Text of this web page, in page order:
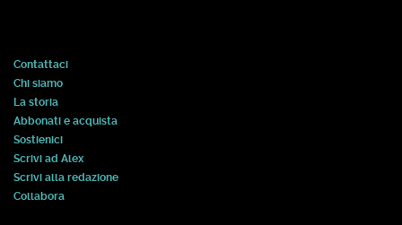
Contattaci
Chi siamo
La storia
Abbonati e acquista
Sostienici
Scrivi ad Alex
Scrivi alla redazione
Collabora